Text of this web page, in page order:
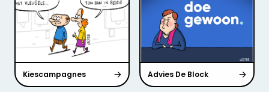
Kiescampagnes Advies De Block